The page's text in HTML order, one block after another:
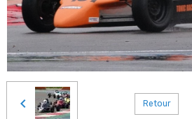
Retour